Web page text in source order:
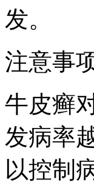
发。
注意事
牛皮癣
发病率
以控制